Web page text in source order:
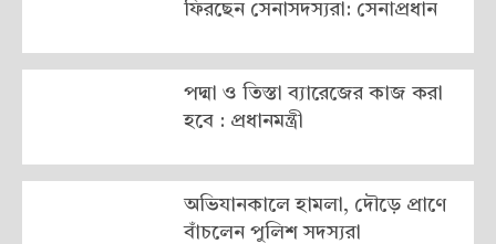
ফিরছেন সেনাসদস্যরা: সেনাপ্রধান
পদ্মা ও তিস্তা ব্যারেজের কাজ করা
হবে : প্রধানমন্ত্রী
অভিযানকালে হামলা, দৌড়ে প্রাণে
বাঁচলেন পুলিশ সদস্যরা